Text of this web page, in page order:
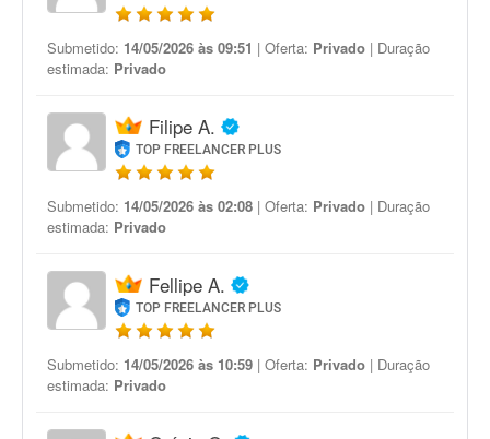
Submetido: 14/05/2026 às 09:51 | Oferta: Privado | Duração
estimada: Privado
Filipe A.
TOP FREELANCER PLUS
Submetido: 14/05/2026 às 02:08 | Oferta: Privado | Duração
estimada: Privado
Fellipe A.
TOP FREELANCER PLUS
Submetido: 14/05/2026 às 10:59 | Oferta: Privado | Duração
estimada: Privado